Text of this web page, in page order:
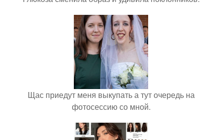
Щас приедут меня выкупать а тут очередь на
фотосессию со мной.